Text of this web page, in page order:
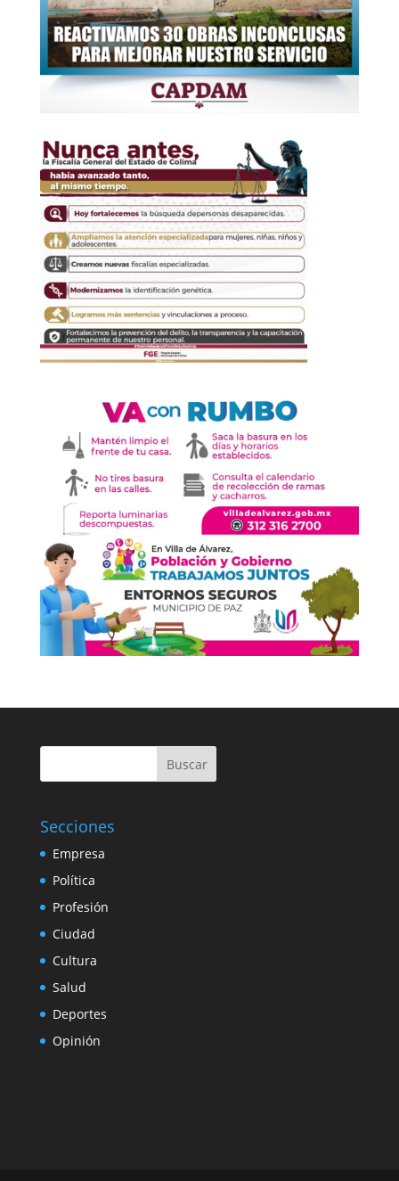
Buscar
Secciones
Empresa
Política
Profesión
Ciudad
Cultura
Salud
Deportes
Opinión